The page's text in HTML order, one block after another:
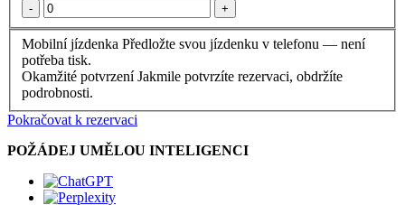
- +
Mobilní jízdenka Předložte svou jízdenku v telefonu — není
potřeba tisk.
Okamžité potvrzení Jakmile potvrzíte rezervaci, obdržíte
podrobnosti.
Pokračovat k rezervaci
POŽÁDEJ UMĚLOU INTELIGENCI